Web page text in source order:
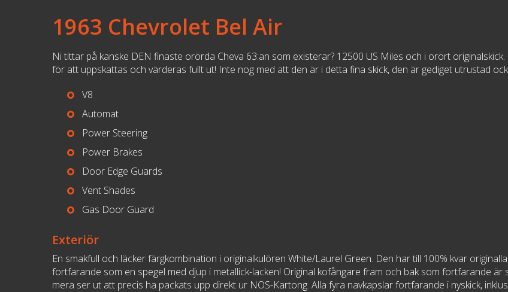
1963 Chevrolet Bel Air
Ni tittar på kanske DEN finaste orörda Cheva 63:an som existerar? 12500 US Miles och i orört
för att uppskattas och värderas fullt ut! Inte nog med att den är i detta fina skick, den är gediget utrustad
V8
Automat
Power Steering
Power Brakes
Door Edge Guards
Vent Shades
Gas Door Guard
Exteriör
En smakfull och läcker färgkombination i originalkulören White/Laurel Green. Den har till 100% kvar
fortfarande som en spegel med djup i metallick-lacken! Original kofångare fram och bak som fortfarande är
mera ser ut att precis ha packats upp direkt ur NOS-Kartong. Alla fyra navkapslar fortfarande i nyskick,